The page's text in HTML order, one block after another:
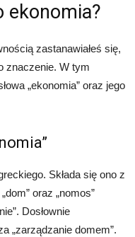
ekonomia?
zastanawiałeś się,
znaczenie. W tym
„ekonomia” oraz jego
Składa się ono z
oraz „nomos”
Dosłownie
„zarządzanie domem”.